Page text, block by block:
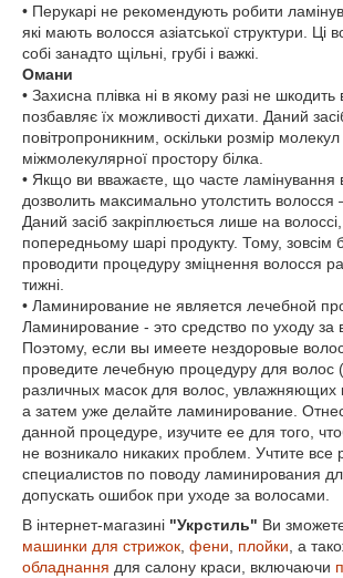
• Перукарі не рекомендують робити
які мають волосся азіатської структури. Ці
собі занадто щільні, грубі і важкі.
Омани
• Захисна плівка ні в якому разі не
позбавляє їх можливості дихати. Даний
повітропроникним, оскільки розмір
міжмолекулярної простору білка.
• Якщо ви вважаєте, що часте ламінування
дозволить максимально утолстить волосся
Даний засіб закріплюється лише на
попередньому шарі продукту. Тому, зовсім
проводити процедуру зміцнення волосся
тижні.
• Ламинирование не является лечебной
Ламинирование - это средство по уходу за
Поэтому, если вы имеете нездоровые
проведите лечебную процедуру для волос
различных масок для волос, увлажняющих
а затем уже делайте ламинирование.
данной процедуре, изучите ее для того,
не возникало никаких проблем. Учтите все
специалистов по поводу ламинирования
допускать ошибок при уходе за волосами.
В інтернет-магазині "Укрстиль" Ви
машинки для стрижок фени плойки , а
обладнання для салону краси, включаючи